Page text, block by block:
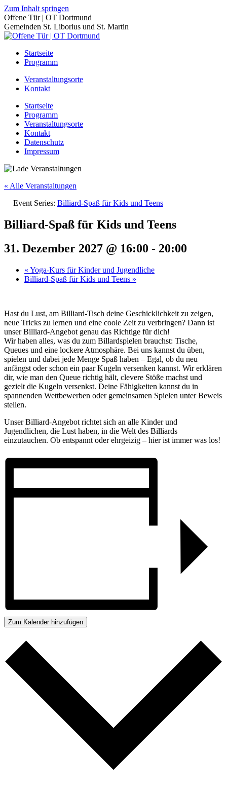
Zum Inhalt springen
Offene Tür | OT Dortmund
Gemeinden St. Liborius und St. Martin
Startseite
Programm
Veranstaltungsorte
Kontakt
Startseite
Programm
Veranstaltungsorte
Kontakt
Datenschutz
Impressum
« Alle Veranstaltungen
Event Series: Billiard-Spaß für Kids und Teens
Billiard-Spaß für Kids und Teens
31. Dezember 2027 @ 16:00 - 20:00
« Yoga-Kurs für Kinder und Jugendliche
Billiard-Spaß für Kids und Teens »
Hast du Lust, am Billiard-Tisch deine Geschicklichkeit zu zeigen,
neue Tricks zu lernen und eine coole Zeit zu verbringen? Dann ist
unser Billiard-Angebot genau das Richtige für dich!
Wir haben alles, was du zum Billardspielen brauchst: Tische,
Queues und eine lockere Atmosphäre. Bei uns kannst du üben,
spielen und dabei jede Menge Spaß haben – Egal, ob du neu
anfängst oder schon ein paar Kugeln versenken kannst. Wir erklären
dir, wie man den Queue richtig hält, clevere Stöße machst und
gezielt die Kugeln versenkst. Deine Fähigkeiten kannst du in
spannenden Wettbewerben oder gemeinsamen Spielen unter Beweis
stellen.
Unser Billiard-Angebot richtet sich an alle Kinder und
Jugendlichen, die Lust haben, in die Welt des Billiards
einzutauchen. Ob entspannt oder ehrgeizig – hier ist immer was los!
Zum Kalender hinzufügen